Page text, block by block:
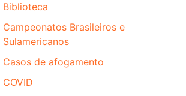
Biblioteca
Campeonatos Brasileiros e
Sulamericanos
Casos de afogamento
COVID